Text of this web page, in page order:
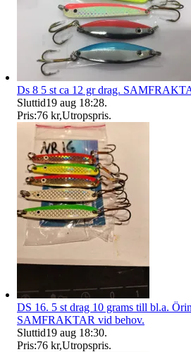
Ds 8 5 st ca 12 gr drag.
Sluttid19 aug 18:28.
Pris:76 kr,Utropspris.
DS 16. 5 st drag 10 grams till bl.a.
SAMFRAKTAR vid behov.
Sluttid19 aug 18:30.
Pris:76 kr,Utropspris.